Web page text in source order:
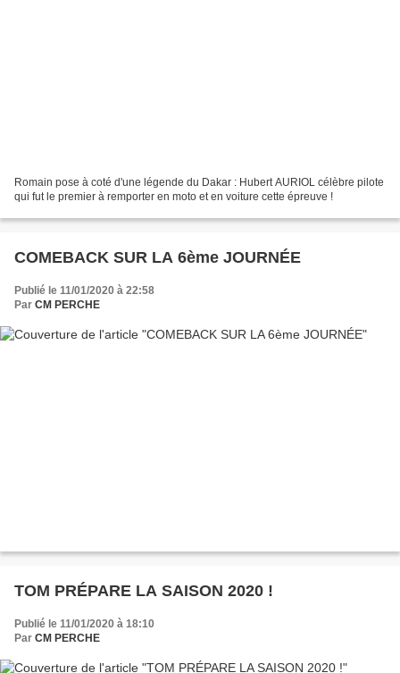
Romain pose à coté d'une légende du Dakar : Hubert AURIOL célèbre pilote
qui fut le premier à remporter en moto et en voiture cette épreuve !
COMEBACK SUR LA 6ème JOURNÉE
Publié le 11/01/2020 à 22:58
Par CM PERCHE
TOM PRÉPARE LA SAISON 2020 !
Publié le 11/01/2020 à 18:10
Par CM PERCHE